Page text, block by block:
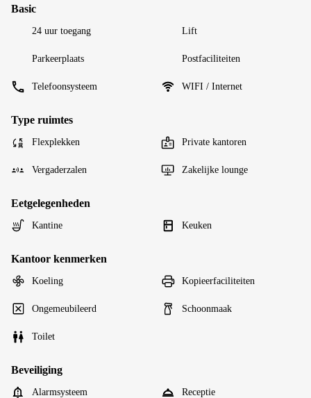
Basic
24 uur toegang Lift
Parkeerplaats Postfaciliteiten
Telefoonsysteem WIFI / Internet
Type ruimtes
Flexplekken Private kantoren
Vergaderzalen Zakelijke lounge
Eetgelegenheden
Kantine Keuken
Kantoor kenmerken
Koeling Kopieerfaciliteiten
Ongemeubileerd Schoonmaak
Toilet
Beveiliging
Alarmsysteem Receptie